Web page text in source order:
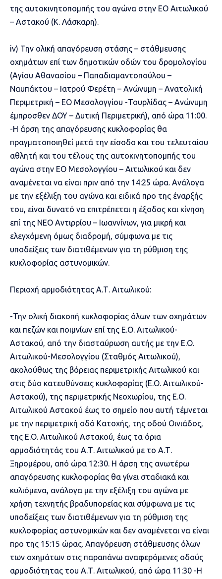
της αυτοκινητοπομπής του αγώνα στην ΕΟ Αιτωλικού
– Αστακού (Κ. Λάσκαρη).
iv) Την ολική απαγόρευση στάσης – στάθμευσης
οχημάτων επί των δημοτικών οδών του δρομολογίου
(Αγίου Αθανασίου – Παπαδιαμαντοπούλου –
Ναυπάκτου – Ιατρού Φερέτη – Ανώνυμη – Ανατολική
Περιμετρική – ΕΟ Μεσολογγίου -Τουρλίδας – Ανώνυμη
έμπροσθεν ΔΟΥ – Δυτική Περιμετρική), από ώρα 11:00.
-Η άρση της απαγόρευσης κυκλοφορίας θα
πραγματοποιηθεί μετά την είσοδο και του τελευταίου
αθλητή και του τέλους της αυτοκινητοπομπής του
αγώνα στην ΕΟ Μεσολογγίου – Αιτωλικού και δεν
αναμένεται να είναι πριν από την 14:25 ώρα. Ανάλογα
με την εξέλιξη του αγώνα και ειδικά προ της έναρξής
του, είναι δυνατό να επιτρέπεται η έξοδος και κίνηση
επί της ΝΕΟ Αντιρρίου – Ιωαννίνων, για μικρή και
ελεγχόμενη όμως διαδρομή, σύμφωνα με τις
υποδείξεις των διατιθέμενων για τη ρύθμιση της
κυκλοφορίας αστυνομικών.
Περιοχή αρμοδιότητας Α.Τ. Αιτωλικού:
-Την ολική διακοπή κυκλοφορίας όλων των οχημάτων
και πεζών και ποιμνίων επί της Ε.Ο. Αιτωλικού-
Αστακού, από την διασταύρωση αυτής με την Ε.Ο.
Αιτωλικού-Μεσολογγίου (Σταθμός Αιτωλικού),
ακολούθως της βόρειας περιμετρικής Αιτωλικού και
στις δύο κατευθύνσεις κυκλοφορίας (Ε.Ο. Αιτωλικού-
Αστακού), της περιμετρικής Νεοχωρίου, της Ε.Ο.
Αιτωλικού Αστακού έως το σημείο που αυτή τέμνεται
με την περιμετρική οδό Κατοχής, της οδού Οινιάδος,
της Ε.Ο. Αιτωλικού Αστακού, έως τα όρια
αρμοδιότητάς του Α.Τ. Αιτωλικού με το Α.Τ.
Ξηρομέρου, από ώρα 12:30. Η άρση της ανωτέρω
απαγόρευσης κυκλοφορίας θα γίνει σταδιακά και
κυλιόμενα, ανάλογα με την εξέλιξη του αγώνα με
χρήση τεχνητής βραδυπορείας και σύμφωνα με τις
υποδείξεις των διατιθέμενων για τη ρύθμιση της
κυκλοφορίας αστυνομικών και δεν αναμένεται να είναι
προ της 15:15 ώρας. Απαγόρευση στάθμευσης όλων
των οχημάτων στις παραπάνω αναφερόμενες οδούς
αρμοδιότητας του Α.Τ. Αιτωλικού, από ώρα 11:30 -Η